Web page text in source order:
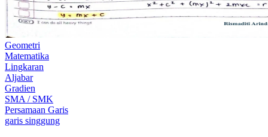
Geometri
Matematika
Lingkaran
Aljabar
Gradien
SMA / SMK
Persamaan Garis
garis singgung